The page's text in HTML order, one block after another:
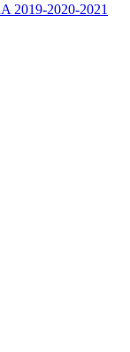
2019-2020-2021